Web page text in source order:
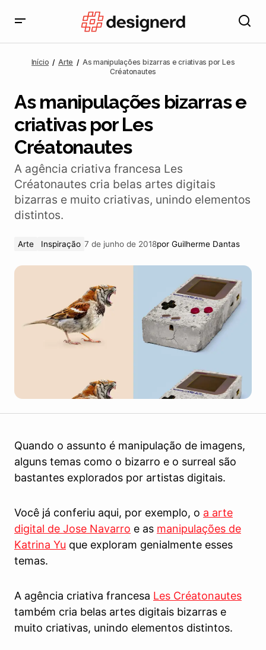
Créatonautes
Início Arte
As manipulações bizarras e criativas por Les
Créatonautes
As manipulações bizarras e
criativas por Les
Créatonautes
A agência criativa francesa Les
Créatonautes cria belas artes digitais
bizarras e muito criativas, unindo elementos
distintos.
Arte Inspiração 7 de junho de 2018por Guilherme Dantas
Quando o assunto é manipulação de imagens,
alguns temas como o bizarro e o surreal são
bastantes explorados por artistas digitais.
Você já conferiu aqui, por exemplo, o a arte
digital de Jose Navarro e as manipulações de
Katrina Yu que exploram genialmente esses
temas.
A agência criativa francesa Les Créatonautes
também cria belas artes digitais bizarras e
muito criativas, unindo elementos distintos.